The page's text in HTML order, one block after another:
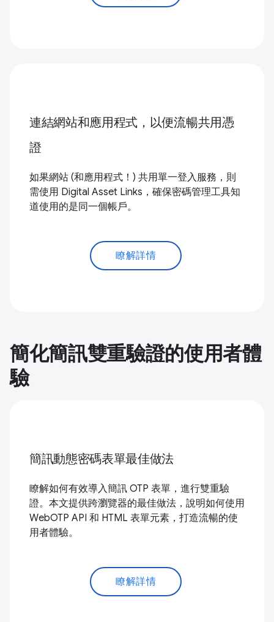
連結網站和應用程式，以便流暢共用憑
證
如果網站 (和應用程式！) 共用單一登入服務，則
需使用 Digital Asset Links，確保密碼管理工具知
道使用的是同一個帳戶。
瞭解詳情
簡化簡訊雙重驗證的使用者體
驗
簡訊動態密碼表單最佳做法
瞭解如何有效導入簡訊 OTP 表單，進行雙重驗
證。本文提供跨瀏覽器的最佳做法，說明如何使用
WebOTP API 和 HTML 表單元素，打造流暢的使
用者體驗。
瞭解詳情